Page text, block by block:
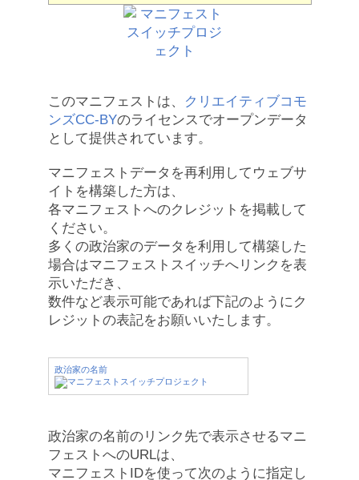
このマニフェストは、
クリエイティブコモ
ンズCC-BYのライセンスでオープンデータ
として提供されています。
マニフェストデータを再利用してウェブサ
イトを構築した方は、
各マニフェストへのクレジットを掲載して
ください。
多くの政治家のデータを利用して構築した
場合はマニフェストスイッチへリンクを表
示いただき、
数件など表示可能であれば下記のようにク
レジットの表記をお願いいたします。
政治家の名前
政治家の名前のリンク先で表示させるマニ
フェストへのURLは、
マニフェストIDを使って次のように指定し